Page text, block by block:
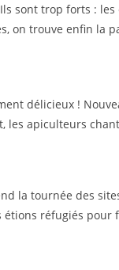
sont trop forts :
on trouve enfin la
délicieux !
apiculteurs
la tournée des
réfugiés